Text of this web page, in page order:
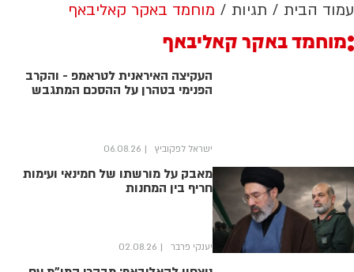
עמוד הבית תגיות מוחמד באקר קאליבאף
מוחמד באקר קאליבאף
העקיצה האיראנית לטראמפ - והקרב
הפנימי בטהרן על ההסכם המתגבש
ישראל לפקוביץ 06.08.26
מאבק על מורשתו של חמינאי ועימות
חריף בין המחנות
יענקי פרבר 02.08.26